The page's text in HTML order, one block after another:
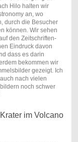
Hilo halten wir
an, wo
durch die Besucher
können. Wir sehen
den Zeitschriften-
Eindruck davon
dass es darin
bekommen wir
gezeigt. Ich
nach vielen
noch schwer
im Volcano